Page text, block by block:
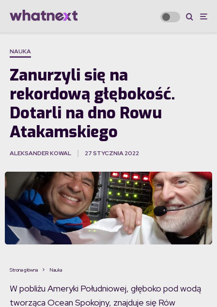
NAUKA
Zanurzyli się na
rekordową głębokość.
Dotarli na dno Rowu
Atakamskiego
ALEKSANDER KOWAL 27 STYCZNIA 2022
Strona główna Nauka
W pobliżu Ameryki Południowej, głęboko pod wodą
tworząca Ocean Spokojny, znajduje się Rów